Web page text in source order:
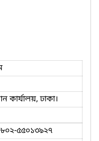
কার্যালয়, ঢাকা।
৫৫০১৩৯২৭